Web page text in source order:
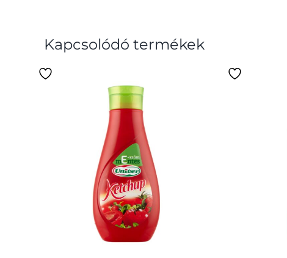
Kapcsolódó termékek